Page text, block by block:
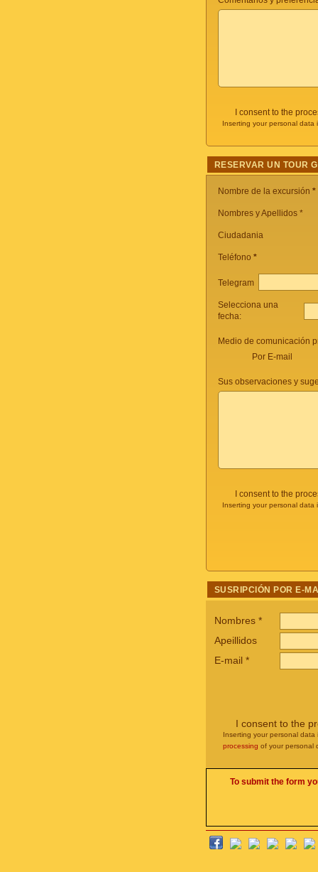
I consent to the
Inserting your personal
RESERVAR UN TOUR
Nombre de la excursión *
Nombres y Apellidos *
Ciudadania
Teléfono *
Telegram
Selecciona una
fecha:
Medio de comunicación
Por E-mail
Sus observaciones y
I consent to the
Inserting your personal
SUSRIPCIÓN POR E-
Nombres *
Apeillidos
E-mail *
I consent to the
Inserting your personal
processing of your personal
To submit the form